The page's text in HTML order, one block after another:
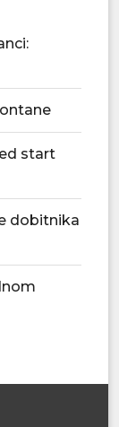
start
dobitnika